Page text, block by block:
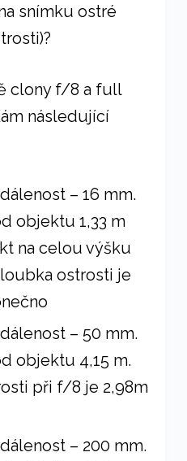
snímku ostré
clony f/8 a full
následující
– 16 mm.
objektu 1,33 m
na celou výšku
ostrosti je
– 50 mm.
objektu 4,15 m.
při f/8 je 2,98m
– 200 mm.